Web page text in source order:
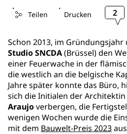
Teilen Drucken 2
Schon 2013, im Gründungsjahr
Studio SNCDA(Brüssel) den
einer Feuerwache in der
die westlich an die belgische
Jahre später konnte das Büro,
sich die Initialen der Architektin
Araujoverbergen, die
wenigen Wochen wurde die
mit dem Bauwelt-Preis 2023